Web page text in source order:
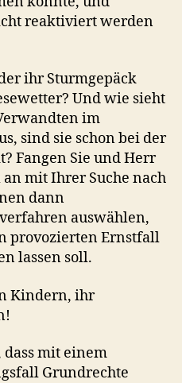
reaktiviert werden
ihr Sturmgepäck
Und wie sieht
im
sind sie schon bei der
Fangen Sie und Herr
mit Ihrer Suche nach
dann
auswählen,
provozierten Ernstfall
lassen soll.
Kindern, ihr
dass mit einem
Grundrechte